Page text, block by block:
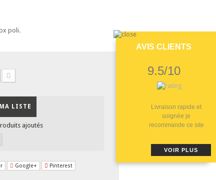
poli.
LISTE
ajoutés
Google+ Pinterest
AVIS CLIENTS
9.5/10
Livraison rapide et
soignée je
recommande ce site
VOIR PLUS